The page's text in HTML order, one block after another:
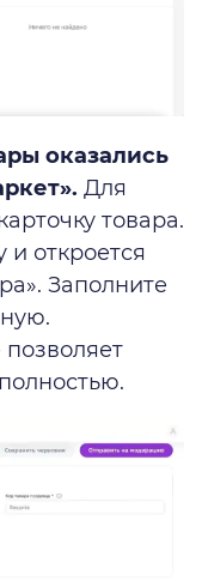
оказались
Для
товара.
откроется
Заполните